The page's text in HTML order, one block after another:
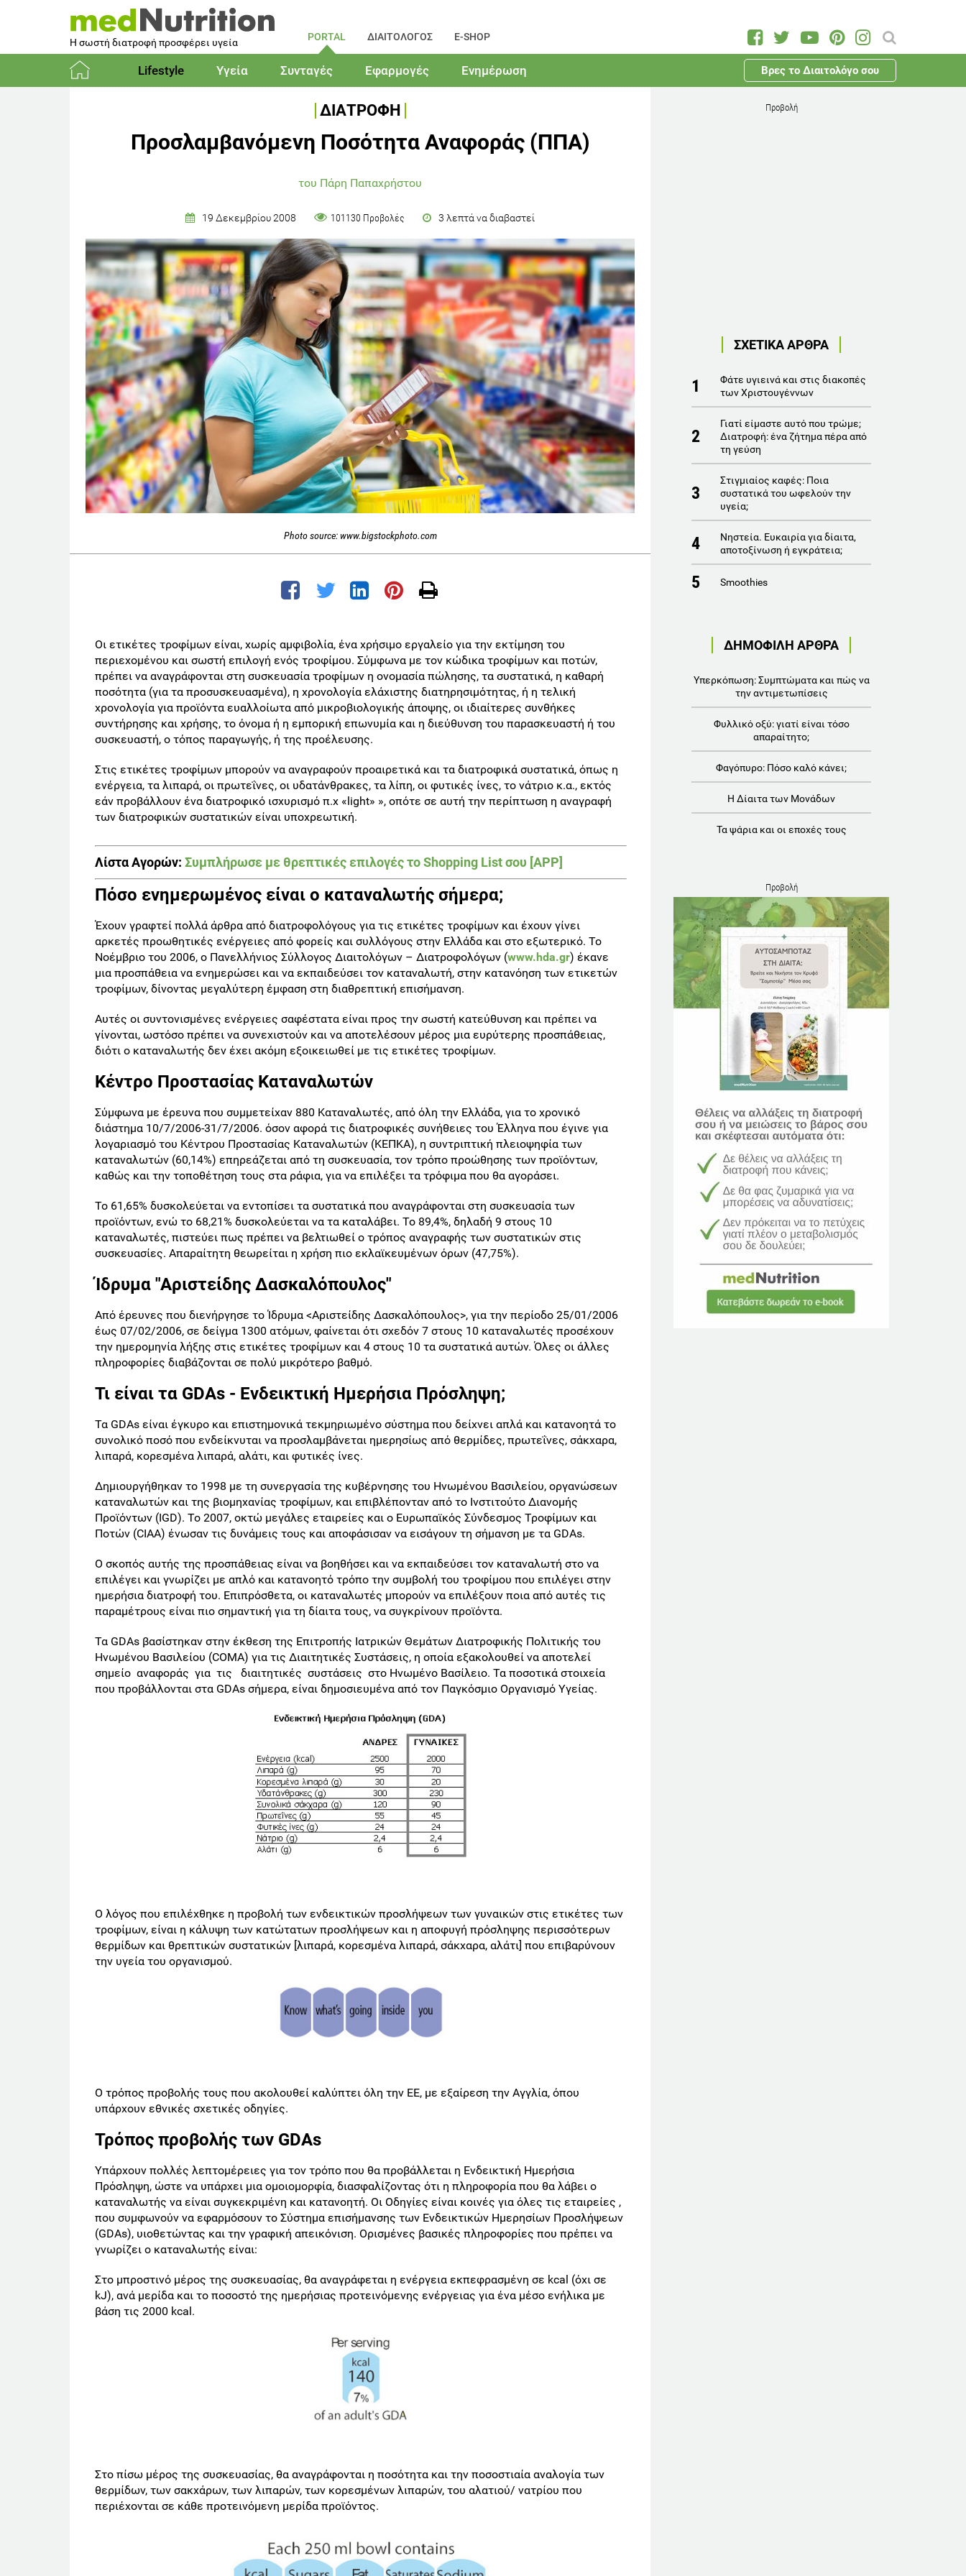
Η σωστή διατροφή προσφέρει υγεία PORTAL ΔΙΑΙΤΟΛΟΓΟΣ E-SHOP
Lifestyle Υγεία Συνταγές Εφαρμογές Ενημέρωση Βρες το Διαιτολόγο σου
ΔΙΑΤΡΟΦΗ
Προσλαμβανόμενη Ποσότητα Αναφοράς (ΠΠΑ)
του Πάρη Παπαχρήστου
19 Δεκεμβρίου 2008 101130 Προβολές 3 λεπτά να διαβαστεί
Photo source: www.bigstockphoto.com
Οι ετικέτες τροφίμων είναι, χωρίς αμφιβολία, ένα χρήσιμο εργαλείο για την εκτίμηση του
περιεχομένου και σωστή επιλογή ενός τροφίμου. Σύμφωνα με τον κώδικα τροφίμων και ποτών,
πρέπει να αναγράφονται στη συσκευασία τροφίμων η ονομασία πώλησης, τα συστατικά, η καθαρή
ποσότητα (για τα προσυσκευασμένα), η χρονολογία ελάχιστης διατηρησιμότητας, ή η τελική
χρονολογία για προϊόντα ευαλλοίωτα από μικροβιολογικής άποψης, οι ιδιαίτερες συνθήκες
συντήρησης και χρήσης, το όνομα ή η εμπορική επωνυμία και η διεύθυνση του παρασκευαστή ή του
συσκευαστή, ο τόπος παραγωγής, ή της προέλευσης.
Στις ετικέτες τροφίμων μπορούν να αναγραφούν προαιρετικά και τα διατροφικά συστατικά, όπως η
ενέργεια, τα λιπαρά, οι πρωτεΐνες, οι υδατάνθρακες, τα λίπη, οι φυτικές ίνες, το νάτριο κ.α., εκτός
εάν προβάλλουν ένα διατροφικό ισχυρισμό π.χ «light» », οπότε σε αυτή την περίπτωση η αναγραφή
των διατροφικών συστατικών είναι υποχρεωτική.
Λίστα Αγορών: Συμπλήρωσε με θρεπτικές επιλογές το Shopping List σου [APP]
Πόσο ενημερωμένος είναι ο καταναλωτής σήμερα;
Έχουν γραφτεί πολλά άρθρα από διατροφολόγους για τις ετικέτες τροφίμων και έχουν γίνει
αρκετές προωθητικές ενέργειες από φορείς και συλλόγους στην Ελλάδα και στο εξωτερικό. Το
Νοέμβριο του 2006, ο Πανελλήνιος Σύλλογος Διαιτολόγων – Διατροφολόγων (www.hda.gr) έκανε
μια προσπάθεια να ενημερώσει και να εκπαιδεύσει τον καταναλωτή, στην κατανόηση των ετικετών
τροφίμων, δίνοντας μεγαλύτερη έμφαση στη διαθρεπτική επισήμανση.
Αυτές οι συντονισμένες ενέργειες σαφέστατα είναι προς την σωστή κατεύθυνση και πρέπει να
γίνονται, ωστόσο πρέπει να συνεχιστούν και να αποτελέσουν μέρος μια ευρύτερης προσπάθειας,
διότι ο καταναλωτής δεν έχει ακόμη εξοικειωθεί με τις ετικέτες τροφίμων.
Κέντρο Προστασίας Καταναλωτών
Σύμφωνα με έρευνα που συμμετείχαν 880 Καταναλωτές, από όλη την Ελλάδα, για το χρονικό
διάστημα 10/7/2006-31/7/2006. όσον αφορά τις διατροφικές συνήθειες του Έλληνα που έγινε για
λογαριασμό του Κέντρου Προστασίας Καταναλωτών (ΚΕΠΚΑ), η συντριπτική πλειοψηφία των
καταναλωτών (60,14%) επηρεάζεται από τη συσκευασία, τον τρόπο προώθησης των προϊόντων,
καθώς και την τοποθέτηση τους στα ράφια, για να επιλέξει τα τρόφιμα που θα αγοράσει.
Το 61,65% δυσκολεύεται να εντοπίσει τα συστατικά που αναγράφονται στη συσκευασία των
προϊόντων, ενώ το 68,21% δυσκολεύεται να τα καταλάβει. Το 89,4%, δηλαδή 9 στους 10
καταναλωτές, πιστεύει πως πρέπει να βελτιωθεί ο τρόπος αναγραφής των συστατικών στις
συσκευασίες. Απαραίτητη θεωρείται η χρήση πιο εκλαϊκευμένων όρων (47,75%).
Ίδρυμα "Αριστείδης Δασκαλόπουλος"
Από έρευνες που διενήργησε το Ίδρυμα <Αριστείδης Δασκαλόπουλος>, για την περίοδο 25/01/2006
έως 07/02/2006, σε δείγμα 1300 ατόμων, φαίνεται ότι σχεδόν 7 στους 10 καταναλωτές προσέχουν
την ημερομηνία λήξης στις ετικέτες τροφίμων και 4 στους 10 τα συστατικά αυτών. Όλες οι άλλες
πληροφορίες διαβάζονται σε πολύ μικρότερο βαθμό.
Τι είναι τα GDAs - Ενδεικτική Ημερήσια Πρόσληψη;
Τα GDAs είναι έγκυρο και επιστημονικά τεκμηριωμένο σύστημα που δείχνει απλά και κατανοητά το
συνολικό ποσό που ενδείκνυται να προσλαμβάνεται ημερησίως από θερμίδες, πρωτεΐνες, σάκχαρα,
λιπαρά, κορεσμένα λιπαρά, αλάτι, και φυτικές ίνες.
Δημιουργήθηκαν το 1998 με τη συνεργασία της κυβέρνησης του Ηνωμένου Βασιλείου, οργανώσεων
καταναλωτών και της βιομηχανίας τροφίμων, και επιβλέπονταν από το Ινστιτούτο Διανομής
Προϊόντων (IGD). Το 2007, οκτώ μεγάλες εταιρείες και ο Ευρωπαϊκός Σύνδεσμος Τροφίμων και
Ποτών (CIAA) ένωσαν τις δυνάμεις τους και αποφάσισαν να εισάγουν τη σήμανση με τα GDAs.
Ο σκοπός αυτής της προσπάθειας είναι να βοηθήσει και να εκπαιδεύσει τον καταναλωτή στο να
επιλέγει και γνωρίζει με απλό και κατανοητό τρόπο την συμβολή του τροφίμου που επιλέγει στην
ημερήσια διατροφή του. Επιπρόσθετα, οι καταναλωτές μπορούν να επιλέξουν ποια από αυτές τις
παραμέτρους είναι πιο σημαντική για τη δίαιτα τους, να συγκρίνουν προϊόντα.
Τα GDAs βασίστηκαν στην έκθεση της Επιτροπής Ιατρικών Θεμάτων Διατροφικής Πολιτικής του
Ηνωμένου Βασιλείου (CΟΜΑ) για τις Διαιτητικές Συστάσεις, η οποία εξακολουθεί να αποτελεί
σημείο αναφοράς για τις διαιτητικές συστάσεις στο Ηνωμένο Βασίλειο. Τα ποσοτικά στοιχεία
που προβάλλονται στα GDAs σήμερα, είναι δημοσιευμένα από τον Παγκόσμιο Οργανισμό Υγείας.
Ο λόγος που επιλέχθηκε η προβολή των ενδεικτικών προσλήψεων των γυναικών στις ετικέτες των
τροφίμων, είναι η κάλυψη των κατώτατων προσλήψεων και η αποφυγή πρόσληψης περισσότερων
θερμίδων και θρεπτικών συστατικών [λιπαρά, κορεσμένα λιπαρά, σάκχαρα, αλάτι] που επιβαρύνουν
την υγεία του οργανισμού.
Ο τρόπος προβολής τους που ακολουθεί καλύπτει όλη την ΕΕ, με εξαίρεση την Αγγλία, όπου
υπάρχουν εθνικές σχετικές οδηγίες.
Τρόπος προβολής των GDAs
Υπάρχουν πολλές λεπτομέρειες για τον τρόπο που θα προβάλλεται η Ενδεικτική Ημερήσια
Πρόσληψη, ώστε να υπάρχει μια ομοιομορφία, διασφαλίζοντας ότι η πληροφορία που θα λάβει ο
καταναλωτής να είναι συγκεκριμένη και κατανοητή. Οι Οδηγίες είναι κοινές για όλες τις εταιρείες ,
που συμφωνούν να εφαρμόσουν το Σύστημα επισήμανσης των Ενδεικτικών Ημερησίων Προσλήψεων
(GDAs), υιοθετώντας και την γραφική απεικόνιση. Ορισμένες βασικές πληροφορίες που πρέπει να
γνωρίζει ο καταναλωτής είναι:
Στο μπροστινό μέρος της συσκευασίας, θα αναγράφεται η ενέργεια εκπεφρασμένη σε kcal (όχι σε
kJ), ανά μερίδα και το ποσοστό της ημερήσιας προτεινόμενης ενέργειας για ένα μέσο ενήλικα με
βάση τις 2000 kcal.
Στο πίσω μέρος της συσκευασίας, θα αναγράφονται η ποσότητα και την ποσοστιαία αναλογία των
θερμίδων, των σακχάρων, των λιπαρών, των κορεσμένων λιπαρών, του αλατιού/ νατρίου που
περιέχονται σε κάθε προτεινόμενη μερίδα προϊόντος.
Προβολή
ΣΧΕΤΙΚΑ ΑΡΘΡΑ
1
Φάτε υγιεινά και στις διακοπές
των Χριστουγέννων
2
Γιατί είμαστε αυτό που τρώμε;
Διατροφή: ένα ζήτημα πέρα από
τη γεύση
3
Στιγμιαίος καφές: Ποια
συστατικά του ωφελούν την
υγεία;
4
Νηστεία. Ευκαιρία για δίαιτα,
αποτοξίνωση ή εγκράτεια;
5 Smoothies
ΔΗΜΟΦΙΛΗ ΑΡΘΡΑ
Υπερκόπωση: Συμπτώματα και πώς να
την αντιμετωπίσεις
Φυλλικό οξύ: γιατί είναι τόσο
απαραίτητο;
Φαγόπυρο: Πόσο καλό κάνει;
Η Δίαιτα των Μονάδων
Τα ψάρια και οι εποχές τους
Προβολή